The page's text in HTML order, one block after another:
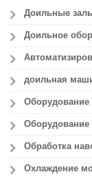
Доильные
Доильное
доильная
Оборудование
Обработка
Охлаждение